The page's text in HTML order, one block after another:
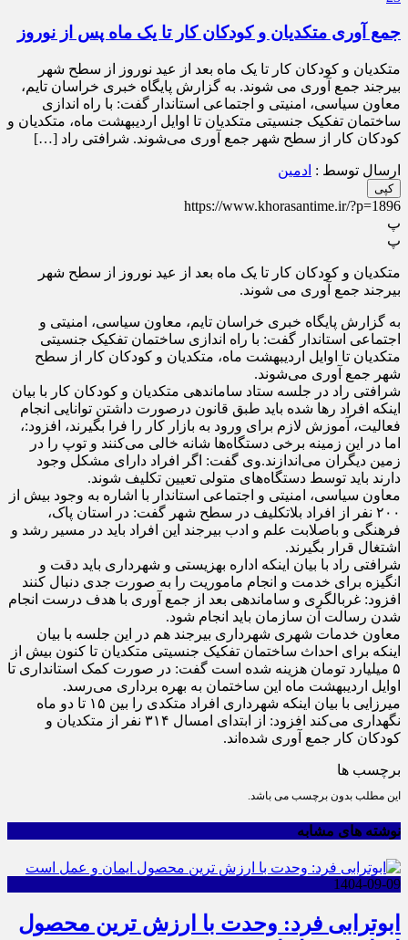
جمع آوری متکدیان و کودکان کار تا یک ماه پس از نوروز
متکدیان و کودکان کار تا یک ماه بعد از عید نوروز از سطح شهر
بیرجند جمع آوری می شوند. به گزارش پایگاه خبری خراسان تایم،
معاون سیاسی، امنیتی و اجتماعی استاندار گفت: با راه اندازی
ساختمان تفکیک جنسیتی متکدیان تا اوایل اردیبهشت ماه، متکدیان و
کودکان کار از سطح شهر جمع آوری می‌شوند. شرافتی راد […]
ارسال توسط : ادمین
کپی
https://www.khorasantime.ir/?p=1896
پ
پ
متکدیان و کودکان کار تا یک ماه بعد از عید نوروز از سطح شهر
بیرجند جمع آوری می شوند.
به گزارش پایگاه خبری خراسان تایم، معاون سیاسی، امنیتی و
اجتماعی استاندار گفت: با راه اندازی ساختمان تفکیک جنسیتی
متکدیان تا اوایل اردیبهشت ماه، متکدیان و کودکان کار از سطح
شهر جمع آوری می‌شوند.
شرافتی راد در جلسه ستاد ساماندهی متکدیان و کودکان کار با بیان
اینکه افراد رها شده باید طبق قانون درصورت داشتن توانایی انجام
فعالیت، آموزش لازم برای ورود به بازار کار را فرا بگیرند، افزود:،
اما در این زمینه برخی دستگاه‌ها شانه خالی می‌کنند و توپ را در
زمین دیگران می‌اندازند.وی گفت: اگر افراد دارای مشکل وجود
دارند باید توسط دستگاه‌های متولی تعیین تکلیف شوند.
معاون سیاسی، امنیتی و اجتماعی استاندار با اشاره به وجود بیش از
۲۰۰ نفر از افراد بلاتکلیف در سطح شهر گفت: در استان پاک،
فرهنگی و باصلابت علم و ادب بیرجند این افراد باید در مسیر رشد و
اشتغال قرار بگیرند.
شرافتی راد با بیان اینکه اداره بهزیستی و شهرداری باید دقت و
انگیزه برای خدمت و انجام ماموریت را به صورت جدی دنبال کنند
افزود: غربالگری و ساماندهی بعد از جمع آوری با هدف درست انجام
شدن رسالت آن سازمان باید انجام شود.
معاون خدمات شهری شهرداری بیرجند هم در این جلسه با بیان
اینکه برای احداث ساختمان تفکیک جنسیتی متکدیان تا کنون بیش از
۵ میلیارد تومان هزینه شده است گفت: در صورت کمک استانداری تا
اوایل اردیبهشت ماه این ساختمان به بهره برداری می‌رسد.
میرزایی با بیان اینکه شهرداری افراد متکدی را بین ۱۵ تا دو ماه
نگهداری می‌کند افزود: از ابتدای امسال ۳۱۴ نفر از متکدیان و
کودکان کار جمع آوری شده‌اند.
برچسب ها
این مطلب بدون برچسب می باشد.
نوشته های مشابه
1404-09-09
ابوترابی فرد: وحدت با ارزش ترین محصول